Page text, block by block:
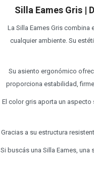
Silla Eames Gris |
La Silla Eames Gris
cualquier ambiente. Su
Su asiento ergonómico
proporciona estabilidad,
El color gris aporta un
Gracias a su estructura
Si buscás una Silla Eames,